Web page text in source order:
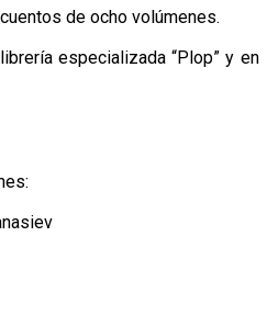
de ocho volúmenes.
especializada “Plop” y en